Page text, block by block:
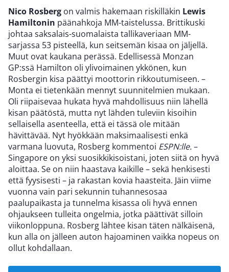
Nico Rosberg on valmis hakemaan riskilläkin Lewis
Hamiltonin päänahkoja MM-taistelussa. Brittikuski
johtaa saksalais-suomalaista tallikaveriaan MM-
sarjassa 53 pisteellä, kun seitsemän kisaa on jäljellä.
Muut ovat kaukana perässä. Edellisessä Monzan
GP:ssä Hamilton oli ylivoimainen ykkönen, kun
Rosbergin kisa päättyi moottorin rikkoutumiseen. –
Monta ei tietenkään mennyt suunnitelmien mukaan.
Oli riipaisevaa hukata hyvä mahdollisuus niin lähellä
kisan päätöstä, mutta nyt lähden tuleviin kisoihin
sellaisella asenteella, että ei tässä ole mitään
hävittävää. Nyt hyökkään maksimaalisesti enkä
varmana luovuta, Rosberg kommentoi ESPN:lle.–
Singapore on yksi suosikkikisoistani, joten siitä on hyvä
aloittaa. Se on niin haastava kaikille – sekä henkisesti
että fyysisesti – ja rakastan kovia haasteita. Jäin viime
vuonna vain pari sekunnin tuhannesosaa
paalupaikasta ja tunnelma kisassa oli hyvä ennen
ohjaukseen tulleita ongelmia, jotka päättivät silloin
viikonloppuna. Rosberg lähtee kisan täten nälkäisenä,
kun alla on jälleen auton hajoaminen vaikka nopeus on
ollut kohdallaan.